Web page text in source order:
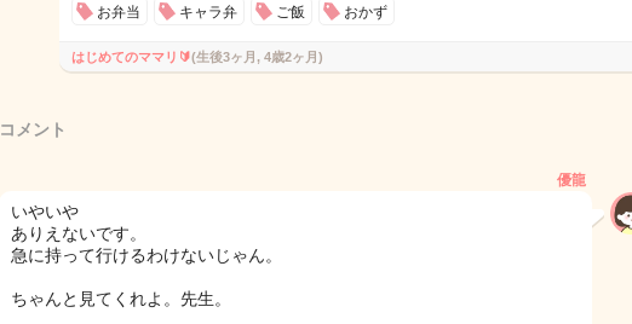
お弁当 キャラ弁 ご飯 おかず
はじめてのママリ🔰(生後3ヶ月, 4歳2ヶ月)
コメント
優龍
いやいや
ありえないです。
急に持って行けるわけないじゃん。
ちゃんと見てくれよ。先生。